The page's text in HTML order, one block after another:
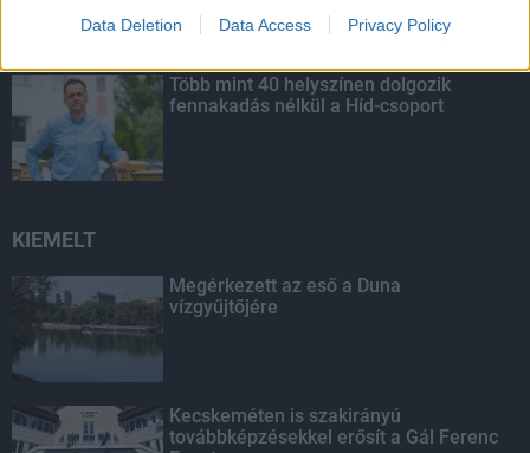
Data Deletion Data Access Privacy Policy
Több mint 40 helyszínen dolgozik
fennakadás nélkül a Híd-csoport
KIEMELT
Megérkezett az eső a Duna
vízgyűjtőjére
Kecskeméten is szakirányú
továbbképzésekkel erősít a Gál Ferenc